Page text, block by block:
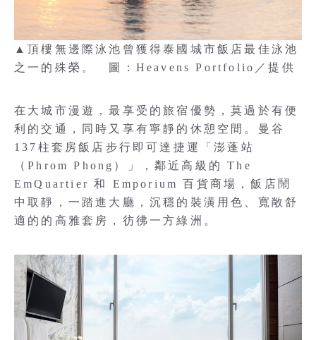
▲頂樓無邊際泳池曾獲得泰國城市飯店最佳泳池
之一的殊榮。 圖：Heavens Portfolio／提供
在大城市漫遊，最享受的旅宿優勢，莫過於有便
利的交通，同時又享有寧靜的休憩空間。曼谷
137柱套房飯店步行即可達捷運「澎蓬站
（Phrom Phong）」，鄰近高級的 The
EmQuartier 和 Emporium 百貨商場，飯店鬧
中取靜，一踏進大廳，沉穩的裝潢用色、寬敞舒
適的的高雅套房，彷彿一方綠洲。